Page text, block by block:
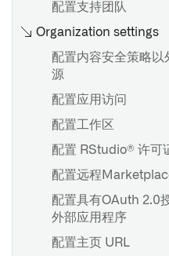
配置支持团队
Organization settings
配置内容安全策略以
源
配置应用访问
配置工作区
配置 RStudio® 许可
配置远程
配置具有OAuth 2.0
外部应用程序
配置主页 URL